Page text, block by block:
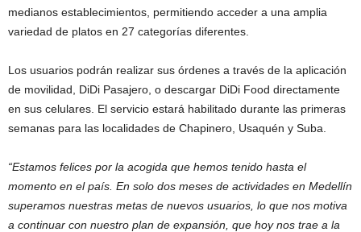
medianos establecimientos, permitiendo acceder a una amplia
variedad de platos en 27 categorías diferentes.
Los usuarios podrán realizar sus órdenes a través de la aplicación
de movilidad, DiDi Pasajero, o descargar DiDi Food directamente
en sus celulares. El servicio estará habilitado durante las primeras
semanas para las localidades de Chapinero, Usaquén y Suba.
“Estamos felices por la acogida que hemos tenido hasta el
momento en el país. En solo dos meses de actividades en Medellín
superamos nuestras metas de nuevos usuarios, lo que nos motiva
a continuar con nuestro plan de expansión, que hoy nos trae a la